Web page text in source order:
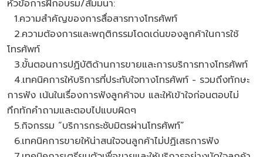
หัวข้อการฝึกอบรม/สัมมนา:
1.ความสำคัญของการสื่อสารทางโทรศัพท์
2.ความต้องการและพฤติกรรมโดดเด่นของลูกค้าในการใช้
โทรศัพท์
3.ขั้นตอนการปฏิบัติด้านการขายและการบริการทางโทรศัพท์
4.เทคนิคการให้บริการที่ประทับใจทางโทรศัพท์ - รวมถึงทักษะ
การฟัง เน้นในเรื่องการฟังลูกค้าจบ และให้เข้าใจก่อนตอบไม่
ทึกทักคำถามและตอบไปแบบผิดๆ
5.กิจกรรม “บริการกระชับมิตรผ่านโทรศัพท์”
6.เทคนิคการขายให้น่าสนใจจนลูกค้าไม่ปฏิเสธการฟัง